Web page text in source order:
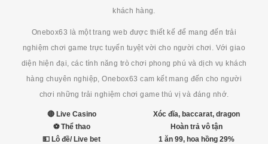
khách hàng.
Onebox63 là một trang web được thiết kế để mang đến trải
nghiệm chơi game trực tuyến tuyệt vời cho người chơi. Với giao
diện hiện đại, các tính năng trò chơi phong phú và dịch vụ khách
hàng chuyên nghiệp, Onebox63 cam kết mang đến cho người
chơi những trải nghiệm chơi game thú vị và đáng nhớ.
🔴 Live Casino
Xóc đĩa, baccarat, dragon
⚽ Thể thao
Hoàn trả vô tận
💵 Lô đề/ Live bet
1 ăn 99, hoa hồng 29%